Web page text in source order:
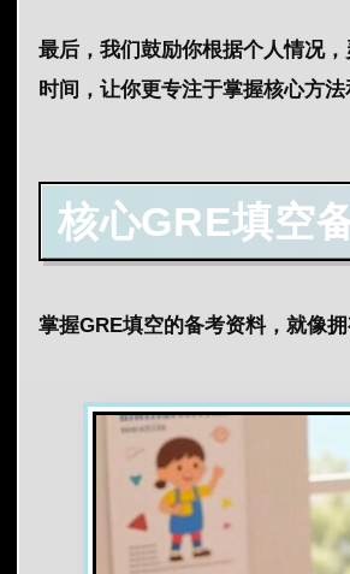
最后，我们鼓励你根据个人情况
时间 ，让你更专注于掌握核心方法
核心GRE填空
掌握GRE填空的备考资料，就像